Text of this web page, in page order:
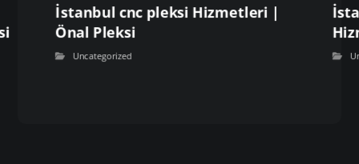
İstanbul cnc pleksi Hizmetleri |
Önal Pleksi
Uncategorized